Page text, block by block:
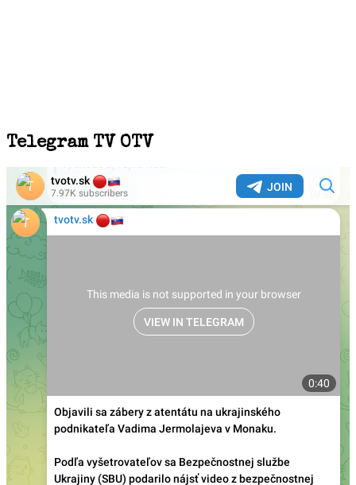
Telegram TV OTV